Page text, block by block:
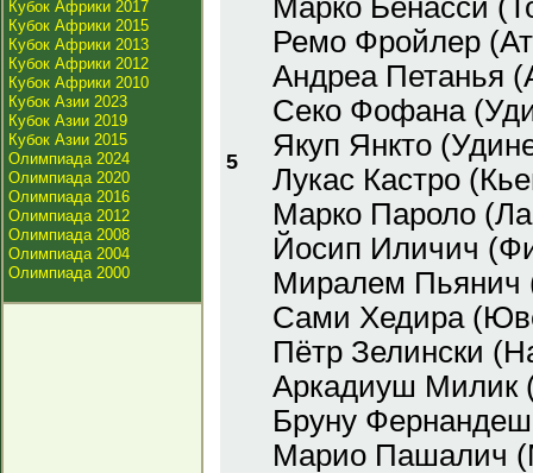
Кубок Африки 2017
Кубок Африки 2015
Кубок Африки 2013
Кубок Африки 2012
Кубок Африки 2010
Кубок Азии 2023
Кубок Азии 2019
Кубок Азии 2015
Олимпиада 2024
Олимпиада 2020
Олимпиада 2016
Олимпиада 2012
Олимпиада 2008
Олимпиада 2004
Олимпиада 2000
5
Марко Бенасси
Ремо Фройлер
Андреа Петанья
Секо Фофана
Якуп Янкто
Лукас Кастро
Марко Пароло
Йосип Иличич
Миралем Пьянич
Сами Хедира
Пётр Зелински
Аркадиуш Милик
Бруну
Марио Пашалич